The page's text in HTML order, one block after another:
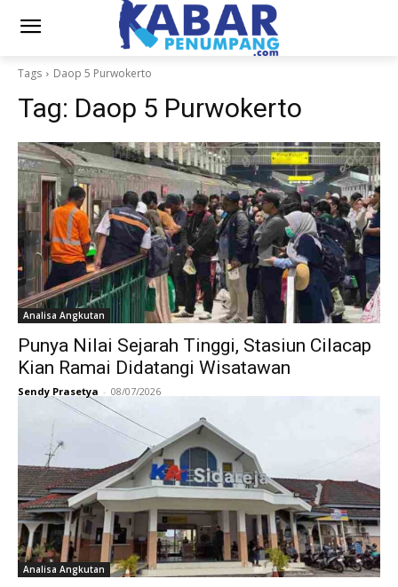
Tags Daop 5 Purwokerto
Tag: Daop 5 Purwokerto
Analisa Angkutan
Punya Nilai Sejarah Tinggi, Stasiun Cilacap
Kian Ramai Didatangi Wisatawan
Sendy Prasetya - 08/07/2026
Analisa Angkutan